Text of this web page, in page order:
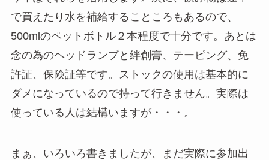
で買えたり水を補給することころもあるので、
500mlのペットボトル２本程度で十分です。あとは
念の為のヘッドランプと絆創膏、テーピング、免
許証、保険証等です。ストックの使用は基本的に
ダメになっているので持って行きません。実際は
使っている人は結構いますが・・・。
まぁ、いろいろ書きましたが、まだ実際に参加出